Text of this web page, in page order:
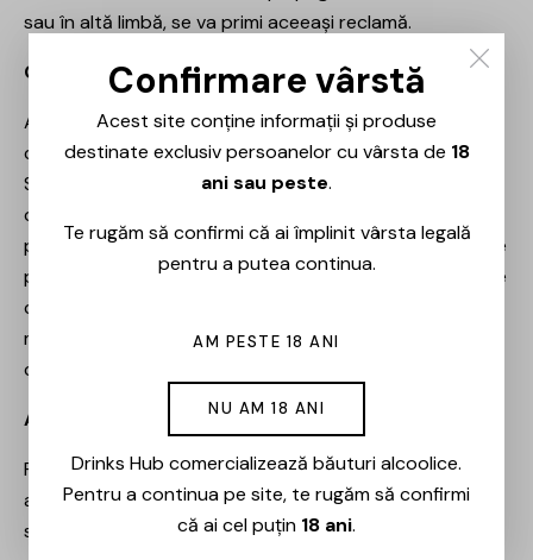
sau în altă limbă, se va primi aceeași reclamă.
Cookie-uri pentru înregistrare
Atunci când vă înregistrați pe un site, se generează un
cookie care anunță dacă sunteți înregistrat sau nu.
Serverele folosesc aceste cookie-uri pentru a arăta
contul cu care sunteți îngregistrat și dacă aveți
permisiunea pentru un serviciu anume. De asemenea, se
permite să se asocieze orice comentariu postat pe site
cu username-ul dvs. Dacă nu ați selectat “pastrează-
mă înregistrat”, acest cookie se va șterge automat
când veți închide browserul sau calculatorul.
Alte cookie-uri ale terțelor părți
Pe unele pagini, terții pot seta propriile cookie-uri
anonime, în scopul de a urmări succesul unei aplicații
sau pentru a customiza o aplicație.
Confirmare vârstă
Acest site conține informații și produse
destinate exclusiv persoanelor cu vârsta de 18
ani sau peste.
Te rugăm să confirmi că ai împlinit vârsta legală
pentru a putea continua.
AM PESTE 18 ANI
NU AM 18 ANI
Drinks Hub comercializează băuturi alcoolice.
Pentru a continua pe site, te rugăm să confirmi
că ai cel puțin 18 ani.